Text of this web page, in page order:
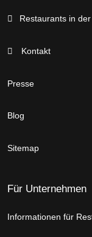
Restaurants in
Kontakt
Presse
Blog
Sitemap
Für Unternehmen
Informationen für